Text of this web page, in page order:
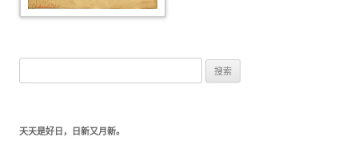
天天是好日，日新又月新。